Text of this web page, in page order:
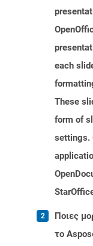
each
These
form of
settings.
Ποιες
το